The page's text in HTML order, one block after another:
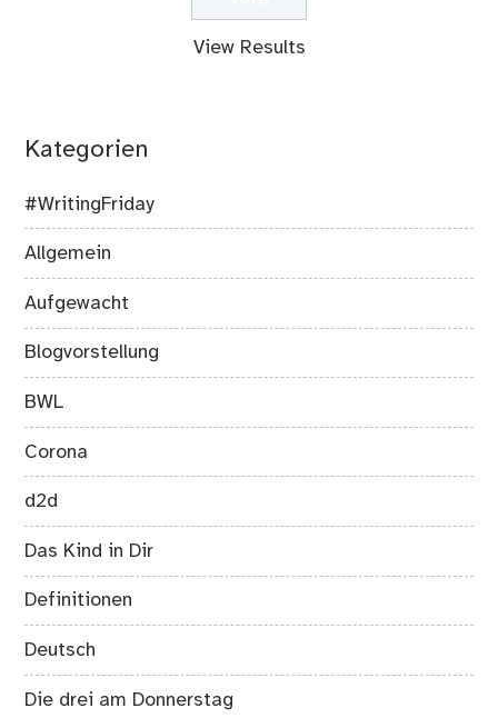
View Results
Kategorien
#WritingFriday
Allgemein
Aufgewacht
Blogvorstellung
BWL
Corona
d2d
Das Kind in Dir
Definitionen
Deutsch
Die drei am Donnerstag